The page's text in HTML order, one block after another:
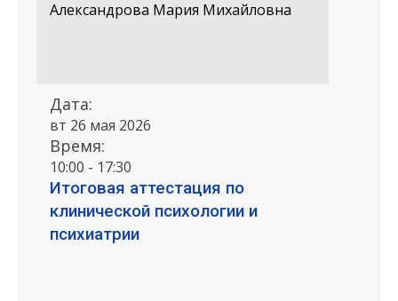
Александрова Мария Михайловна
Дата:
вт 26 мая 2026
Время:
10:00 - 17:30
Итоговая аттестация по
клинической психологии и
психиатрии